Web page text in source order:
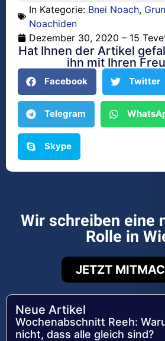
In Kategorie: Bnei Noach,
Noachiden
Dezember 30, 2020 – 15
Hat Ihnen der Artikel
ihn mit Ihren
Facebook Twitter
Telegram
Skype
Wir schreiben eine
Rolle in
JETZT
Neue Artikel
Wochenabschnitt Reeh:
nicht, dass alle gleich sind?